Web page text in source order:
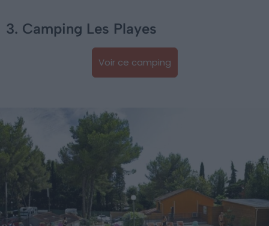
3. Camping Les Playes
Voir ce camping